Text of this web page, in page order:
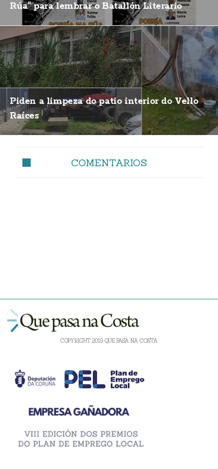
Rúa" para lembrar o Batallón Literario
Piden a limpeza do patio interior do Vello
Raíces
COMENTARIOS
COPYRIGHT 2019 QUE PASA NA COSTA